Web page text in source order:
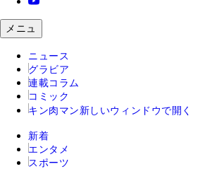
メニュ
ニュース
グラビア
連載コラム
コミック
キン肉マン 新しいウィンドウで開く
新着
エンタメ
スポーツ